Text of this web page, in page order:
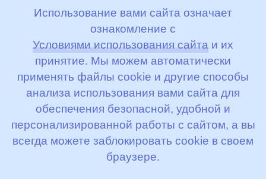
Использование вами сайта означает
ознакомление с
Условиями использования сайта и их
принятие. Мы можем автоматически
применять файлы cookie и другие способы
анализа использования вами сайта для
обеспечения безопасной, удобной и
персонализированной работы с сайтом, а вы
всегда можете заблокировать cookie в своем
браузере.
Артемия Лебедева
© 2000 - 2026, ООО «Бибиколь Рус»
Условия использования сайта
Условия соглашения